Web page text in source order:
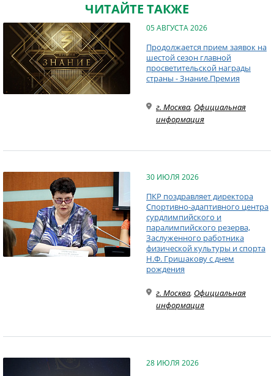
ЧИТАЙТЕ ТАКЖЕ
05 АВГУСТА 2026
Продолжается прием заявок на
шестой сезон главной
просветительской награды
страны - Знание.Премия
г. Москва, Официальная
информация
30 ИЮЛЯ 2026
ПКР поздравляет директора
Спортивно-адаптивного центра
сурдлимпийского и
паралимпийского резерва,
Заслуженного работника
физической культуры и спорта
Н.Ф. Гришакову с днем
рождения
г. Москва, Официальная
информация
28 ИЮЛЯ 2026